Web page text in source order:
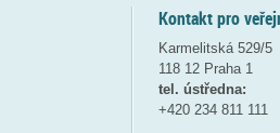
Kontakt pro
Karmelitská 529/5
118 12 Praha 1
tel. ústředna:
+420 234 811 111